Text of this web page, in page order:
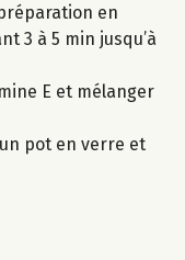
en
3 à 5 min jusqu’à
E et mélanger
pot en verre et